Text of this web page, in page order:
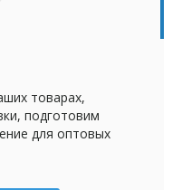
товарах,
подготовим
для оптовых